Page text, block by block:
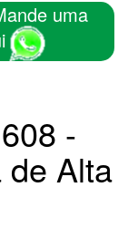
uma
-
de Alta